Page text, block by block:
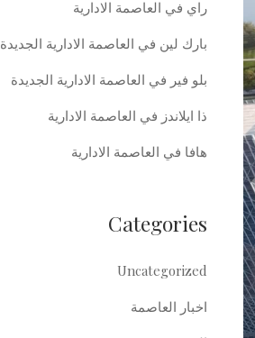
راي في العاصمة الادارية
بارك لين في العاصمة الادارية الجديدة
بلو فير في العاصمة الادارية الجديدة
ذا ايلاندز في العاصمة الادارية
هافا في العاصمة الادارية
Categories
Uncategorized
اخبار العاصمة